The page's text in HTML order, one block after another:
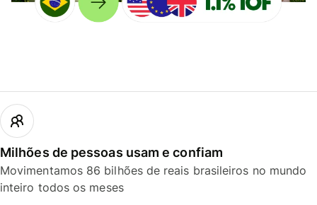
Milhões de pessoas usam e confiam
Movimentamos 86 bilhões de reais brasileiros no mundo
inteiro todos os meses